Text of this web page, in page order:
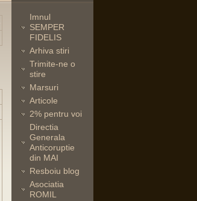
Imnul
SEMPER
FIDELIS
Arhiva stiri
Trimite-ne o
stire
Marsuri
Articole
2% pentru voi
Directia
Generala
Anticoruptie
din MAI
Resboiu blog
Asociatia
ROMIL